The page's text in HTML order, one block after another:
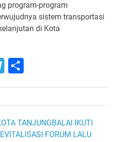
program-program
sistem transportasi
di Kota
Telegram
TANJUNGBALAI IKUTI
FORUM LALU